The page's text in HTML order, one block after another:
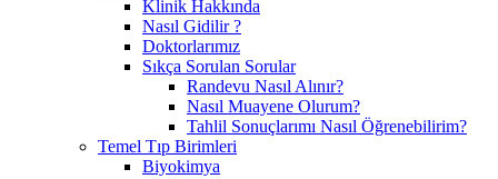
Klinik Hakkında
Nasıl Gidilir ?
Doktorlarımız
Sıkça Sorulan Sorular
Randevu Nasıl Alınır?
Nasıl Muayene Olurum?
Tahlil Sonuçlarımı Nasıl Öğrenebilirim?
Temel Tıp Birimleri
Biyokimya